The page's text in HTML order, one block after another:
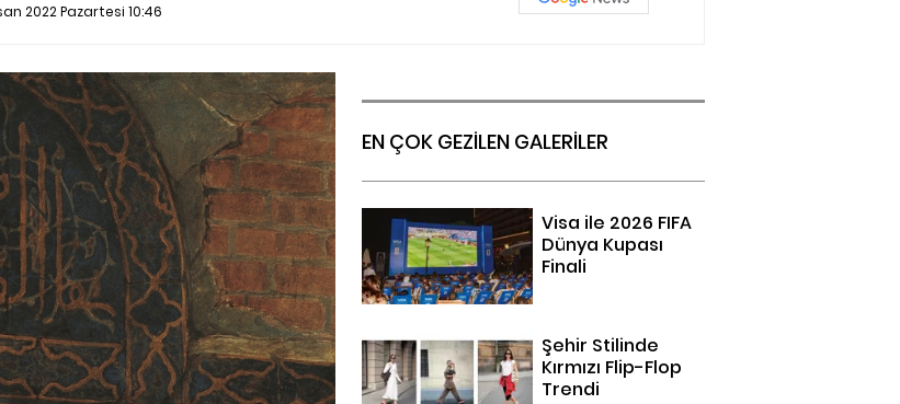
2022 Pazartesi 10:46
EN ÇOK GEZİLEN GALERİLER
Visa ile 2026 FIFA
Dünya Kupası
Finali
Şehir Stilinde
Kırmızı Flip-Flop
Trendi